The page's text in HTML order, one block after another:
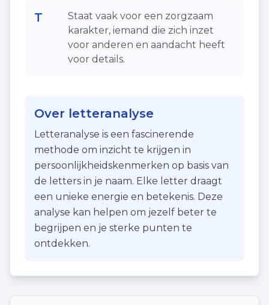
T
Staat vaak voor een zorgzaam
karakter, iemand die zich inzet
voor anderen en aandacht heeft
voor details.
Over letteranalyse
Letteranalyse is een fascinerende
methode om inzicht te krijgen in
persoonlijkheidskenmerken op basis van
de letters in je naam. Elke letter draagt
een unieke energie en betekenis. Deze
analyse kan helpen om jezelf beter te
begrijpen en je sterke punten te
ontdekken.